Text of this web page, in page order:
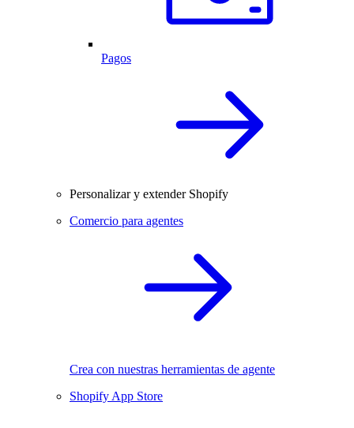
Pagos
Personalizar y extender Shopify
Comercio para agentes
Crea con nuestras herramientas de agente
Shopify App Store